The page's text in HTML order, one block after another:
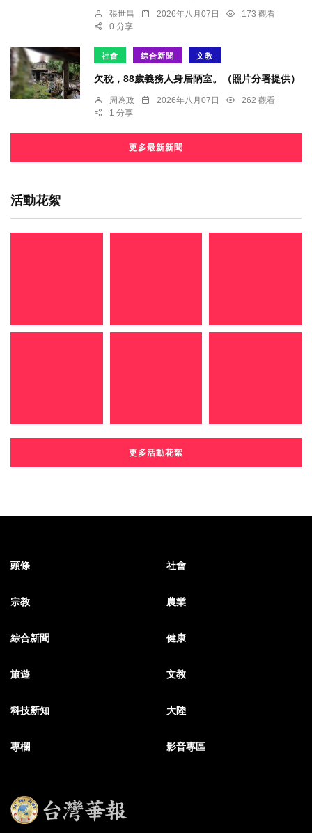
張世昌 2026年八月07日
173 觀看
0 分享
社會 綜合新聞 文教
欠稅，88歲義務人身居陃室。（照片分署提供）
周為政 2026年八月07日
262 觀看
1 分享
更多最新新聞
活動花絮
更多活動花絮
頭條 社會
宗教 農業
綜合新聞 健康
旅遊 文教
科技新知 大陸
專欄 影音專區